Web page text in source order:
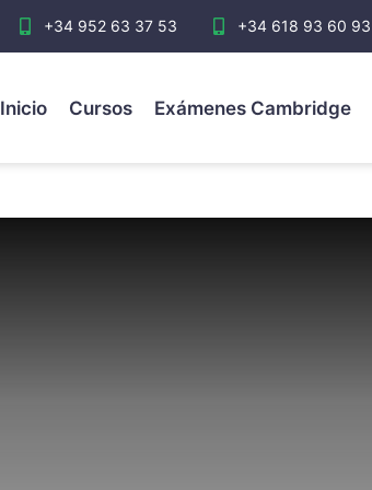
+34 952 63 37 53 +34 618 93 60 93
Inicio Cursos Exámenes Cambridge